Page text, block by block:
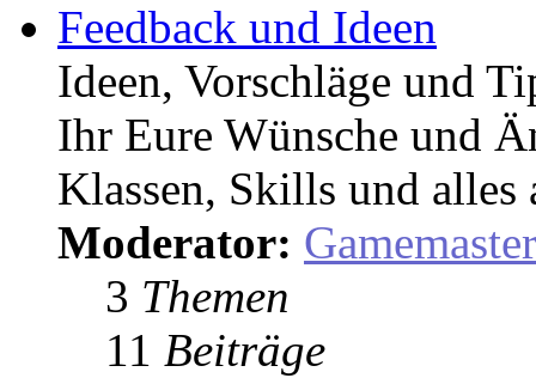
Feedback und Ideen
Ideen, Vorschläge und
Ihr Eure Wünsche und
Klassen, Skills und
Moderator: Gamemaster
3 Themen
11 Beiträge